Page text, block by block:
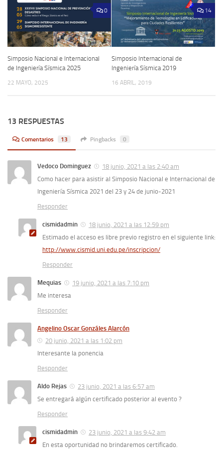
0
Simposio Nacional e Internacional
de Ingeniería Sísmica 2025
22 MAYO, 2025
14
Simposio Internacional de
Ingeniería Sísmica 2019
16 ABRIL, 2019
13 RESPUESTAS
Comentarios 13 Pingbacks 0
Vedoco Dominguez
18 junio, 2021 a las 2:40 am
Como hacer para asistir al Simposio Nacional e Internacional de
Ingeniería Sísmica 2021 del 23 y 24 de junio-2021
Responder
cismidadmin
18 junio, 2021 a las 12:59 pm
Estimado el acceso es libre previo registro en el siguiente link:
http://www.cismid.uni.edu.pe/inscripcion/
Responder
Mequias
19 junio, 2021 a las 7:10 pm
Me interesa
Responder
Angelino Oscar Gonzáles Alarcón
20 junio, 2021 a las 1:02 pm
Interesante la ponencia
Responder
Aldo Rejas
23 junio, 2021 a las 6:57 am
Se entregará algún certificado posterior al evento ?
Responder
cismidadmin
23 junio, 2021 a las 9:42 am
En esta oportunidad no brindaremos certificado.